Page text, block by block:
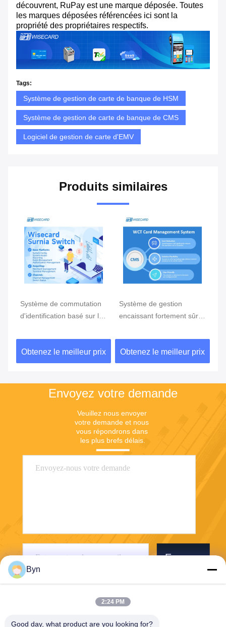
découvrent, RuPay est une marque déposée. Toutes
les marques déposées référencées ici sont la
propriété des propriétaires respectifs.
Tags:
Système de gestion de carte de banque de HSM
Système de gestion de carte de banque de CMS
Logiciel de gestion de carte d'EMV
Produits similaires
Système de commutation
d'identification basé sur le
utilisateur sécurisée et
personnalisable
Obtenez le meilleur prix
Système de gestion
encaissant fortement sûr
Obtenez le meilleur prix
Envoyez votre demande
Veuillez nous envoyer
votre demande et nous
vous répondrons dans
les plus brefs délais.
Envoyer
Byn
2:24 PM
Good day, what product are you looking for?